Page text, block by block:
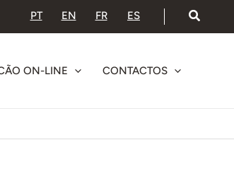
PT EN FR ES
ON-LINE CONTACTOS